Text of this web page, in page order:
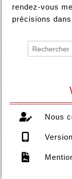
rendez-vous
précisions
Nous